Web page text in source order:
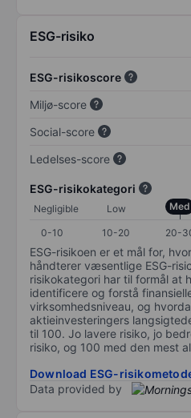
ESG-risiko
ESG-risikoscore
Miljø-score
Social-score
Ledelses-score
ESG-risikokategori
Negligible Low Med
0-10
10-20 20-
ESG-risikoen er et mål for,
håndterer væsentlige ESG-
risikokategori har til formål at
identificere og forstå
virksomhedsniveau, og
aktieinvesteringers
til 100. Jo lavere risiko, jo
risiko, og 100 med den mest
Download ESG-
Data provided by